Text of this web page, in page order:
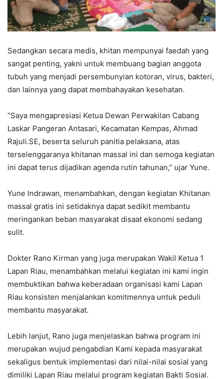
Sedangkan secara medis, khitan mempunyai faedah yang
sangat penting, yakni untuk membuang bagian anggota
tubuh yang menjadi persembunyian kotoran, virus, bakteri,
dan lainnya yang dapat membahayakan kesehatan.
“Saya mengapresiasi Ketua Dewan Perwakilan Cabang
Laskar Pangeran Antasari, Kecamatan Kempas, Ahmad
Rajuli.SE, beserta seluruh panitia pelaksana, atas
terselenggaranya khitanan massal ini dan semoga kegiatan
ini dapat terus dijadikan agenda rutin tahunan,” ujar Yune.
Yune Indrawan, menambahkan, dengan kegiatan Khitanan
massal gratis ini setidaknya dapat sedikit membantu
meringankan beban masyarakat disaat ekonomi sedang
sulit.
Dokter Rano Kirman yang juga merupakan Wakil Ketua 1
Lapan Riau, menambahkan melalui kegiatan ini kami ingin
membuktikan bahwa keberadaan organisasi kami Lapan
Riau konsisten menjalankan komitmennya untuk peduli
membantu masyarakat.
Lebih lanjut, Rano juga menjelaskan bahwa program ini
merupakan wujud pengabdian Kami kepada masyarakat
sekaligus bentuk implementasi dari nilai-nilai sosial yang
dimiliki Lapan Riau melalui program kegiatan Bakti Sosial.